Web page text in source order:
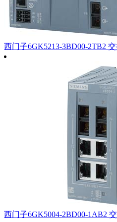
西门子6GK5213-3BD00-2TB2
西门子6GK5004-2BD00-1AB2